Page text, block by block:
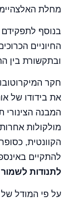
מחלת
בנוסף לתפקידם
החיוניים
ובתקשורת בין
חקר
את בידודו של
המבנה
מולקולות
הקוונטית,
להתקיים
לתנודות לשמור
על פי המודל של